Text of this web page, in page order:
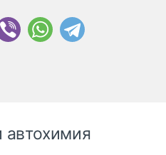
автохимия